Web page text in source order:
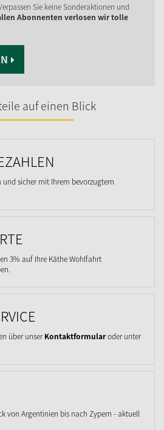
Sie keine Sonderaktionen und
Abonnenten verlosen wir tolle
auf einen Blick
und sicher mit Ihrem bevorzugtem
3% auf Ihre Käthe Wohlfahrt
über unserKontaktformularoder unter
von Argentinien bis nach Zypern - aktuell